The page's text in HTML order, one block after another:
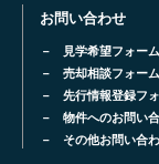
お問い合わせ
見学希望フォーム
売却相談フォーム
先行情報登録フ
物件へのお問い
その他お問い合